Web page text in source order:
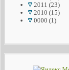
2011 (23)
2010 (15)
0000 (1)